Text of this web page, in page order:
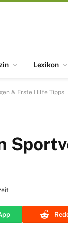
Lexikon
& Erste Hilfe Tipps